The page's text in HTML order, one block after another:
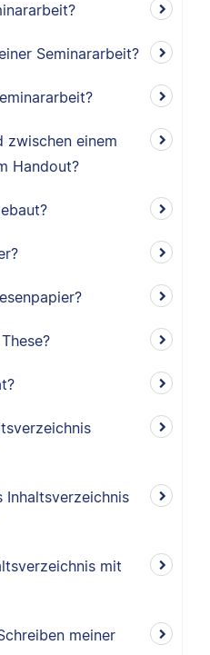
Seminararbeit?
zwischen einem
Handout?
Inhaltsverzeichnis
mit
meiner